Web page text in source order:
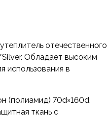
отечественного
Обладает высоким
использования в
(полиамид) 70d×160d,
ткань с